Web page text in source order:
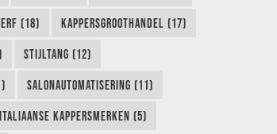
(18) KAPPERSGROOTHANDEL (17)
STIJLTANG (12)
SALONAUTOMATISERING (11)
ITALIAANSE KAPPERSMERKEN (5)